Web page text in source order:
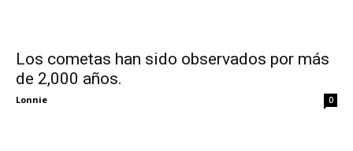
Los cometas han sido observados por más
de 2,000 años.
Lonnie 0